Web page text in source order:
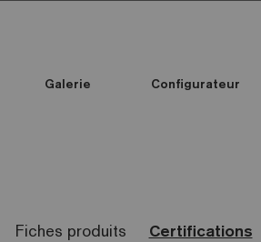
Galerie Configurateur
Fiches produits Certifications